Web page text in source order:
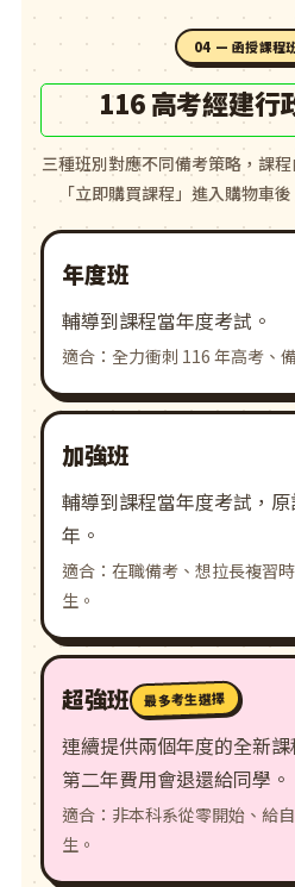
04 — 函授課程
116 高考經建行
三種班別對應不同備考策略，課
「立即購買課程」進入購物車
年度班
輔導到課程當年度考試。
適合：全力衝刺 116 年高考、
加強班
輔導到課程當年度考試，
年。
適合：在職備考、想拉長複習
生。
超強班 最多考生選擇
連續提供兩個年度的全新課
第二年費用會退還給同學。
適合：非本科系從零開始、給
生。